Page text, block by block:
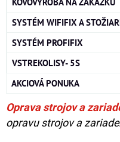
SYSTÉM WIFIFIX A
SYSTÉM PROFIFIX
VSTREKOLISY- 5S
AKCIOVÁ PONUKA
Oprava strojov a
opravu strojov a